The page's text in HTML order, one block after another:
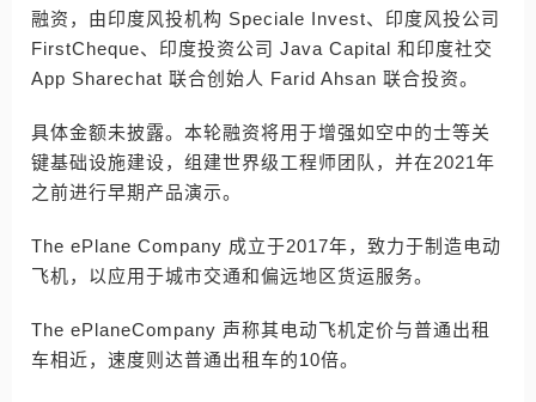
融资，由印度风投机构 Speciale Invest、印度风投公司
FirstCheque、印度投资公司 Java Capital 和印度社交
App Sharechat 联合创始人 Farid Ahsan 联合投资。
具体金额未披露。本轮融资将用于增强如空中的士等关
键基础设施建设，组建世界级工程师团队，并在2021年
之前进行早期产品演示。
The ePlane Company 成立于2017年，致力于制造电动
飞机，以应用于城市交通和偏远地区货运服务。
The ePlaneCompany 声称其电动飞机定价与普通出租
车相近，速度则达普通出租车的10倍。